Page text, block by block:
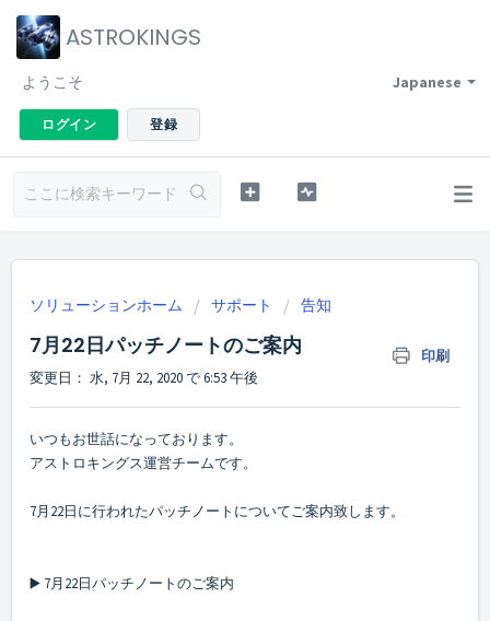
ASTROKINGS
Japanese
ようこそ
ログイン 登録
ソリューションホーム サポート 告知
7月22日パッチノートのご案内 印刷
変更日： 水, 7月 22, 2020 で 6:53 午後
いつもお世話になっております。
アストロキングス運営チームです。
7月22日に行われたパッチノートについてご案内致します。
▶️ 7月22日パッチノートのご案内